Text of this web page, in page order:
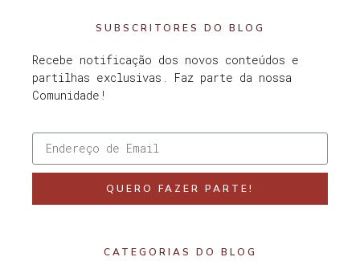
SUBSCRITORES DO BLOG
Recebe notificação dos novos conteúdos e
partilhas exclusivas. Faz parte da nossa
Comunidade!
QUERO FAZER PARTE!
CATEGORIAS DO BLOG